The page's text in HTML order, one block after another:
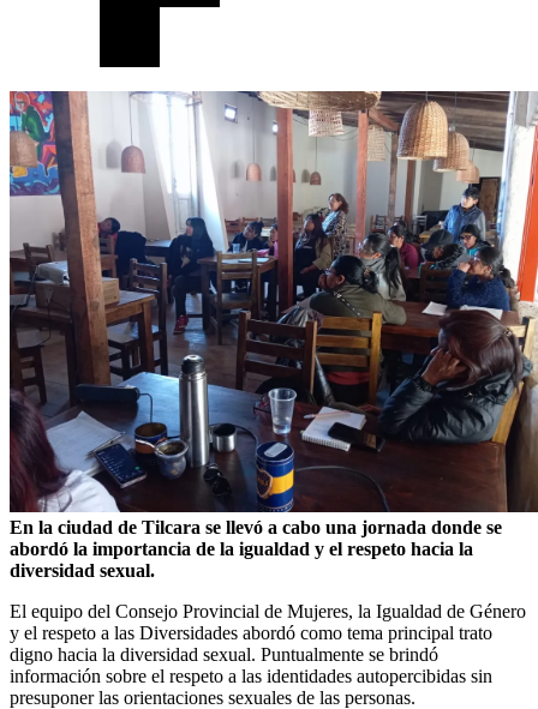
En la ciudad de Tilcara se llevó a cabo una jornada donde se
abordó la importancia de la igualdad y el respeto hacia la
diversidad sexual.
El equipo del Consejo Provincial de Mujeres, la Igualdad de Género
y el respeto a las Diversidades abordó como tema principal trato
digno hacia la diversidad sexual. Puntualmente se brindó
información sobre el respeto a las identidades autopercibidas sin
presuponer las orientaciones sexuales de las personas.